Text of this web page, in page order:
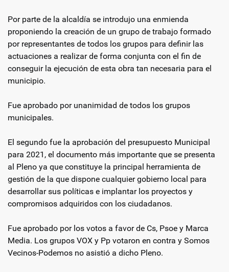
Por parte de la alcaldía se introdujo una enmienda
proponiendo la creación de un grupo de trabajo formado
por representantes de todos los grupos para definir las
actuaciones a realizar de forma conjunta con el fin de
conseguir la ejecución de esta obra tan necesaria para el
municipio.
Fue aprobado por unanimidad de todos los grupos
municipales.
El segundo fue la aprobación del presupuesto Municipal
para 2021, el documento más importante que se presenta
al Pleno ya que constituye la principal herramienta de
gestión de la que dispone cualquier gobierno local para
desarrollar sus políticas e implantar los proyectos y
compromisos adquiridos con los ciudadanos.
Fue aprobado por los votos a favor de Cs, Psoe y Marca
Media. Los grupos VOX y Pp votaron en contra y Somos
Vecinos-Podemos no asistió a dicho Pleno.